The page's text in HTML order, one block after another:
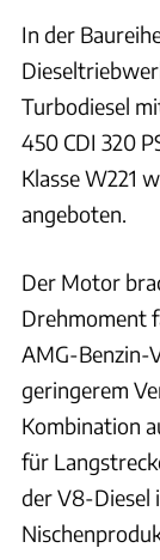
In der
Turbodiesel
450 CDI 320
Klasse W221
angeboten.
Der Motor
Drehmoment
AMG-Benzin-
geringerem
Kombination
für
der V8-Diesel